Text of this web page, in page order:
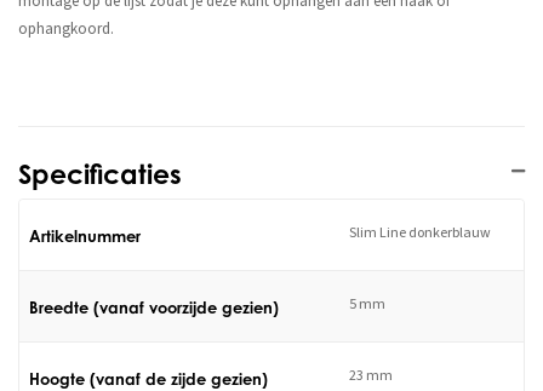
ophangkoord.
Specificaties
Artikelnummer Slim Line donkerblauw
Breedte (vanaf voorzijde gezien) 5 mm
Hoogte (vanaf de zijde gezien) 23 mm